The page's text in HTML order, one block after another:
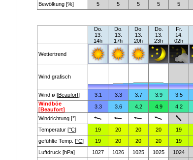
Bewölkung [%]
5 5 5 5 5
Do.
13.
14h
Do.
13.
17h
Do.
13.
20h
Do.
13.
23h
Fr.
14.
02h
Wettertrend
Wind grafisch
Wind ø [Beaufort] 3.1 3.3 3.7 3.9 3.5
Windböe
[Beaufort] 3.3 3.6 4.2 4.9 4.2
Windrichtung [°]
Temperatur [°C] 19 20 20 20 19
gefühlte Temp. [°C] 19 20 20 20 19
Luftdruck [hPa]
1027 1026 1025 1025 1024